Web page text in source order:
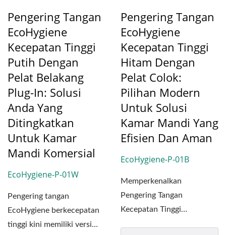
Pengering Tangan
EcoHygiene
Kecepatan Tinggi
Putih Dengan
Pelat Belakang
Plug-In: Solusi
Anda Yang
Ditingkatkan
Untuk Kamar
Mandi Komersial
EcoHygiene-P-01W
Pengering tangan
EcoHygiene berkecepatan
tinggi kini memiliki versi
Pengering Tangan
EcoHygiene
Kecepatan Tinggi
Hitam Dengan
Pelat Colok:
Pilihan Modern
Untuk Solusi
Kamar Mandi Yang
Efisien Dan Aman
EcoHygiene-P-01B
Memperkenalkan
Pengering Tangan
Kecepatan Tinggi